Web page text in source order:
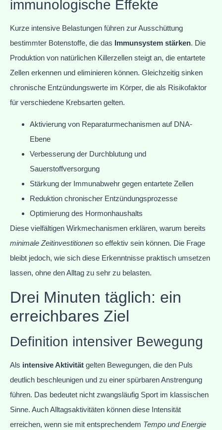
immunologische Effekte
Kurze intensive Belastungen führen zur Ausschüttung
bestimmter Botenstoffe, die das Immunsystem stärken. Die
Produktion von natürlichen Killerzellen steigt an, die entartete
Zellen erkennen und eliminieren können. Gleichzeitig sinken
chronische Entzündungswerte im Körper, die als Risikofaktor
für verschiedene Krebsarten gelten.
Aktivierung von Reparaturmechanismen auf DNA-
Ebene
Verbesserung der Durchblutung und
Sauerstoffversorgung
Stärkung der Immunabwehr gegen entartete Zellen
Reduktion chronischer Entzündungsprozesse
Optimierung des Hormonhaushalts
Diese vielfältigen Wirkmechanismen erklären, warum bereits
minimale Zeitinvestitionen so effektiv sein können. Die Frage
bleibt jedoch, wie sich diese Erkenntnisse praktisch umsetzen
lassen, ohne den Alltag zu sehr zu belasten.
Drei Minuten täglich: ein
erreichbares Ziel
Definition intensiver Bewegung
Als intensive Aktivität gelten Bewegungen, die den Puls
deutlich beschleunigen und zu einer spürbaren Anstrengung
führen. Das bedeutet nicht zwangsläufig Sport im klassischen
Sinne. Auch Alltagsaktivitäten können diese Intensität
erreichen, wenn sie mit entsprechendem Tempo und Energie